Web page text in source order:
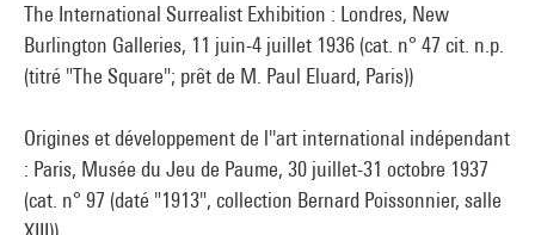
The International Surrealist Exhibition : Londres, New
Burlington Galleries, 11 juin-4 juillet 1936 (cat. n° 47 cit. n.p.
(titré "The Square"; prêt de M. Paul Eluard, Paris))
Origines et développement de l''art international indépendant
: Paris, Musée du Jeu de Paume, 30 juillet-31 octobre 1937
(cat. n° 97 (daté "1913", collection Bernard Poissonnier, salle